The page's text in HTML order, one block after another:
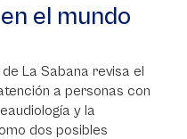
el mundo
La Sabana revisa el
a personas con
y la
dos posibles